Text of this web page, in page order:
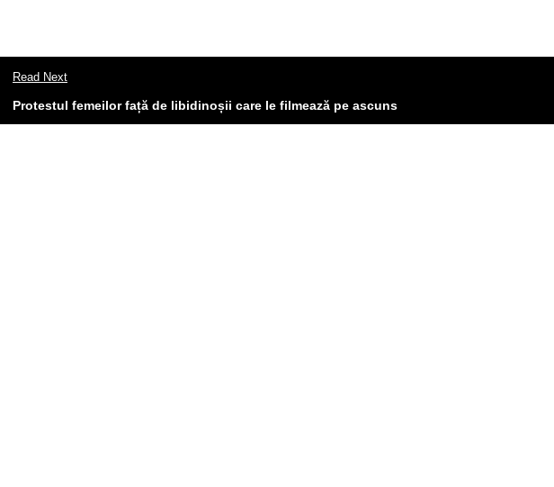
Read Next
Protestul femeilor față de libidinoșii care le filmează pe ascuns